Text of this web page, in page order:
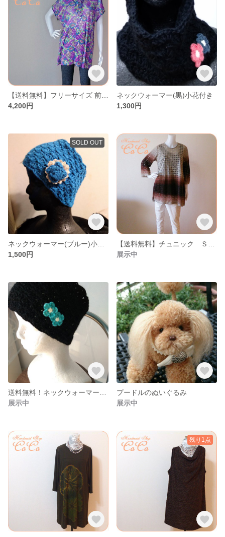
4,200円
ネックウォーマー(黒)小花付き
1,300円
SOLD OUT
1,500円
展示中
展示中
プードルのぬいぐるみ
展示中
残り1点